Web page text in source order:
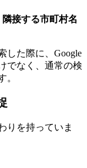
接する市町村名
した際に、Google
でなく、通常の検
。
りを持っていま